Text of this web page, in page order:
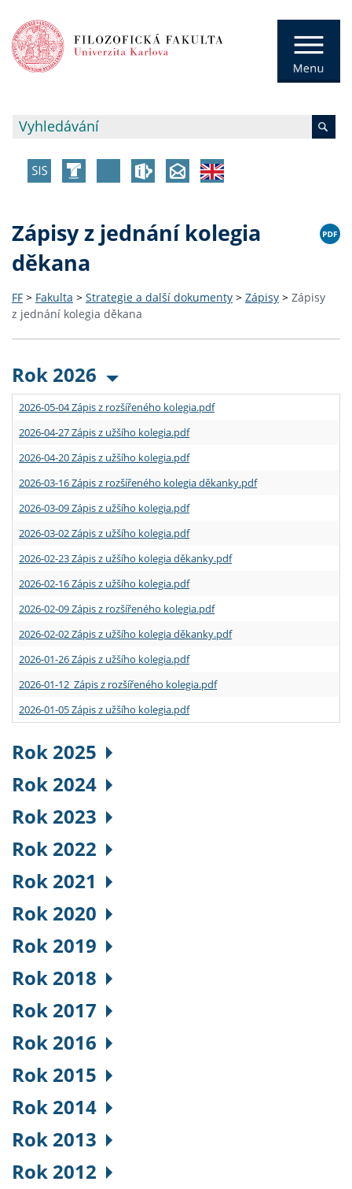
Zápisy z jednání kolegia
děkana
FF > Fakulta > Strategie a další dokumenty > Zápisy > Zápisy
z jednání kolegia děkana
Rok 2026
2026-05-04 Zápis z rozšířeného kolegia.pdf
2026-04-27 Zápis z užšího kolegia.pdf
2026-04-20 Zápis z užšího kolegia.pdf
2026-03-16 Zápis z rozšířeného kolegia děkanky.pdf
2026-03-09 Zápis z užšího kolegia.pdf
2026-03-02 Zápis z užšího kolegia.pdf
2026-02-23 Zápis z užšího kolegia děkanky.pdf
2026-02-16 Zápis z užšího kolegia.pdf
2026-02-09 Zápis z rozšířeného kolegia.pdf
2026-02-02 Zápis z užšího kolegia děkanky.pdf
2026-01-26 Zápis z užšího kolegia.pdf
2026-01-12 Zápis z rozšířeného kolegia.pdf
2026-01-05 Zápis z užšího kolegia.pdf
Rok 2025
Rok 2024
Rok 2023
Rok 2022
Rok 2021
Rok 2020
Rok 2019
Rok 2018
Rok 2017
Rok 2016
Rok 2015
Rok 2014
Rok 2013
Rok 2012